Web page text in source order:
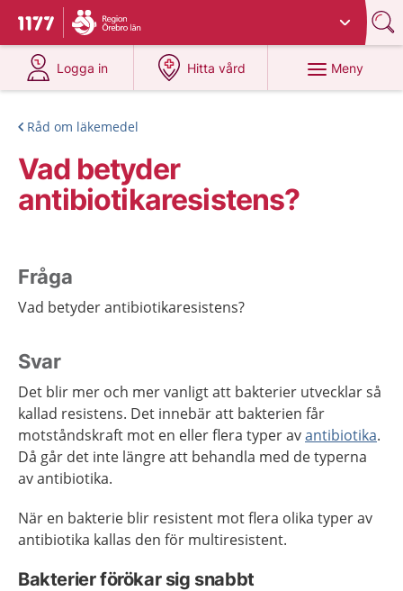
Till startsidan för 1177
Du har valt region
Logga in
på 1177.se
Hitta vård
på 1177.se
Meny
Råd om läkemedel
Vad betyder
antibiotikaresistens?
Fråga
Vad betyder antibiotikaresistens?
Svar
Det blir mer och mer vanligt att bakterier utvecklar så
kallad resistens. Det innebär att bakterien får
motståndskraft mot en eller flera typer avantibiotika.
Då går det inte längre att behandla med de typerna
av antibiotika.
När en bakterie blir resistent mot flera olika typer av
antibiotika kallas den för multiresistent.
Bakterier förökar sig snabbt